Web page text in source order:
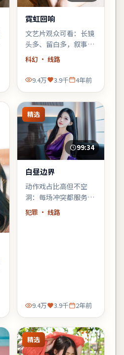
霓虹回响
文艺片观众可看：长镜
头多、留白多，叙事偏
「氛围先行」，不耐心
科幻 · 线路
9.4万 3.9千 4年前
精选
99:34
白昼边界
动作戏占比高但不空
洞：每场冲突都服务于
人物弧光，徐克擅长的
犯罪 · 线路
9.4万 3.9千 2年前
精选